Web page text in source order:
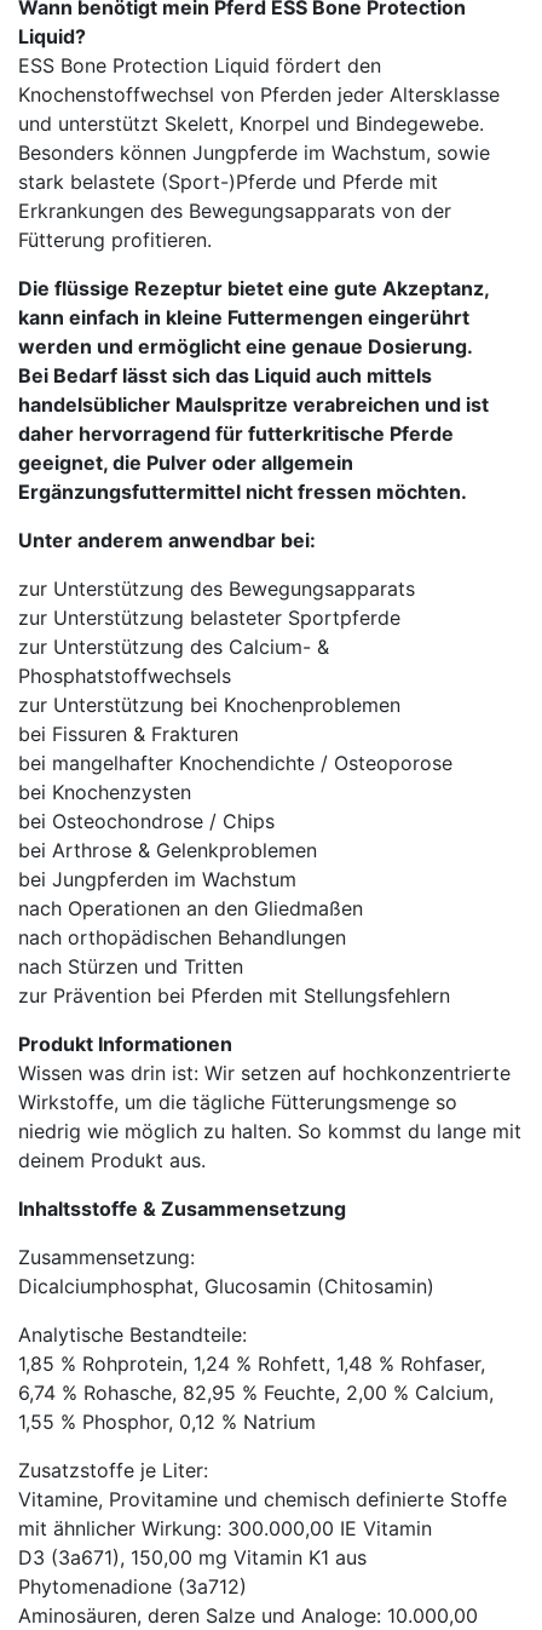
Wann benötigt mein Pferd ESS Bone Protection
Liquid?
ESS Bone Protection Liquid fördert den
Knochenstoffwechsel von Pferden jeder Altersklasse
und unterstützt Skelett, Knorpel und Bindegewebe.
Besonders können Jungpferde im Wachstum, sowie
stark belastete (Sport-)Pferde und Pferde mit
Erkrankungen des Bewegungsapparats von der
Fütterung profitieren.
Die flüssige Rezeptur bietet eine gute Akzeptanz,
kann einfach in kleine Futtermengen eingerührt
werden und ermöglicht eine genaue Dosierung.
Bei Bedarf lässt sich das Liquid auch mittels
handelsüblicher Maulspritze verabreichen und ist
daher hervorragend für futterkritische Pferde
geeignet, die Pulver oder allgemein
Ergänzungsfuttermittel nicht fressen möchten.
Unter anderem anwendbar bei:
zur Unterstützung des Bewegungsapparats
zur Unterstützung belasteter Sportpferde
zur Unterstützung des Calcium- &
Phosphatstoffwechsels
zur Unterstützung bei Knochenproblemen
bei Fissuren & Frakturen
bei mangelhafter Knochendichte / Osteoporose
bei Knochenzysten
bei Osteochondrose / Chips
bei Arthrose & Gelenkproblemen
bei Jungpferden im Wachstum
nach Operationen an den Gliedmaßen
nach orthopädischen Behandlungen
nach Stürzen und Tritten
zur Prävention bei Pferden mit Stellungsfehlern
Produkt Informationen
Wissen was drin ist: Wir setzen auf hochkonzentrierte
Wirkstoffe, um die tägliche Fütterungsmenge so
niedrig wie möglich zu halten. So kommst du lange mit
deinem Produkt aus.
Inhaltsstoffe & Zusammensetzung
Zusammensetzung:
Dicalciumphosphat, Glucosamin (Chitosamin)
Analytische Bestandteile:
1,85 % Rohprotein, 1,24 % Rohfett, 1,48 % Rohfaser,
6,74 % Rohasche, 82,95 % Feuchte, 2,00 % Calcium,
1,55 % Phosphor, 0,12 % Natrium
Zusatzstoffe je Liter:
Vitamine, Provitamine und chemisch definierte Stoffe
mit ähnlicher Wirkung: 300.000,00 IE Vitamin
D3 (3a671), 150,00 mg Vitamin K1 aus
Phytomenadione (3a712)
Aminosäuren, deren Salze und Analoge: 10.000,00